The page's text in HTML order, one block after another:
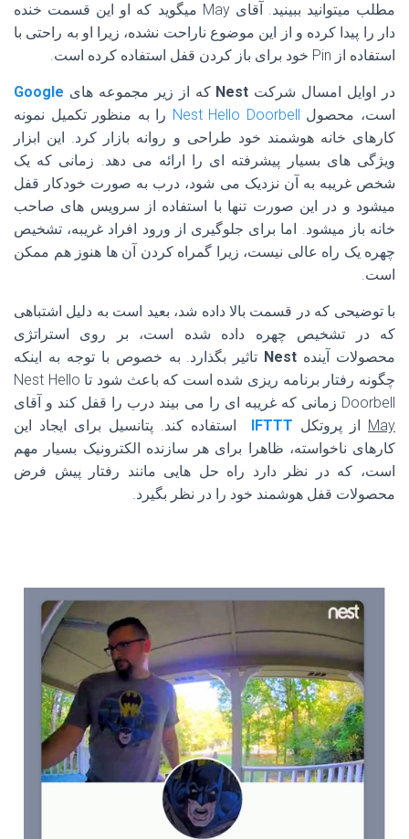
مطلب میتوانید ببینید. آقای May میگوید که او این قسمت خنده
دار را پیدا کرده و از این موضوع ناراحت نشده، زیرا او به راحتی با
استفاده از Pin خود برای باز کردن قفل استفاده کرده است.
در اوایل امسال شرکت Nest که از زیر مجموعه های Google
است، محصول Nest Hello Doorbell را به منظور تکمیل نمونه
کارهای خانه هوشمند خود طراحی و روانه بازار کرد. این ابزار
ویژگی های بسیار پیشرفته ای را ارائه می دهد. زمانی که یک
شخص غریبه به آن نزدیک می شود، درب به صورت خودکار قفل
میشود و در این صورت تنها با استفاده از سرویس های صاحب
خانه باز میشود. اما برای جلوگیری از ورود افراد غریبه، تشخیص
چهره یک راه عالی نیست، زیرا گمراه کردن آن ها هنوز هم ممکن
است.
با توضیحی که در قسمت بالا داده شد، بعید است به دلیل اشتباهی
که در تشخیص چهره داده شده است، بر روی استراتژی
محصولات آینده Nest تاثیر بگذارد. به خصوص با توجه به اینکه
چگونه رفتار برنامه ریزی شده است که باعث شود تا Nest Hello
Doorbell زمانی که غریبه ای را می بیند درب را قفل کند و آقای
May از پروتکل IFTTT
استفاده کند. پتانسیل برای ایجاد این
کارهای ناخواسته، ظاهرا برای هر سازنده الکترونیک بسیار مهم
است، که در نظر دارد راه حل هایی مانند رفتار پیش فرض
محصولات قفل هوشمند خود را در نظر بگیرد.